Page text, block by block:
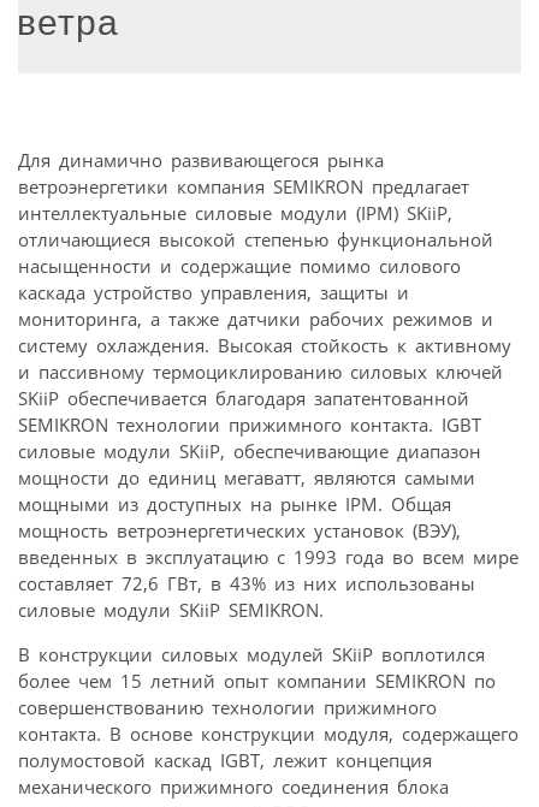
ветра
Для динамично развивающегося рынка
ветроэнергетики компания SEMIKRON предлагает
интеллектуальные силовые модули (IPM) SKiiP,
отличающиеся высокой степенью функциональной
насыщенности и содержащие помимо силового
каскада устройство управления, защиты и
мониторинга, а также датчики рабочих режимов и
систему охлаждения. Высокая стойкость к активному
и пассивному термоциклированию силовых ключей
SKiiP обеспечивается благодаря запатентованной
SEMIKRON технологии прижимного контакта. IGBT
силовые модули SKiiP, обеспечивающие диапазон
мощности до единиц мегаватт, являются самыми
мощными из доступных на рынке IPM. Общая
мощность ветроэнергетических установок (ВЭУ),
введенных в эксплуатацию с 1993 года во всем мире
составляет 72,6 ГВт, в 43% из них использованы
силовые модули SKiiP SEMIKRON.
В конструкции силовых модулей SKiiP воплотился
более чем 15 летний опыт компании SEMIKRON по
совершенствованию технологии прижимного
контакта. В основе конструкции модуля, содержащего
полумостовой каскад IGBT, лежит концепция
механического прижимного соединения блока